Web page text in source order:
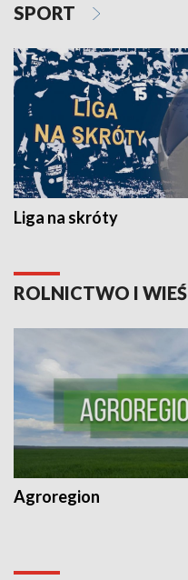
SPORT
Liga na skróty
ROLNICTWO I WIEŚ
Agroregion